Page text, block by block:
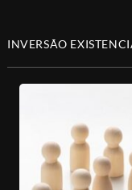
INVERSÃO